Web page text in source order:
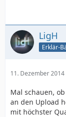
LigH
Erklär-
11. Dezember
Mal schauen,
an den Upload
mit höchster